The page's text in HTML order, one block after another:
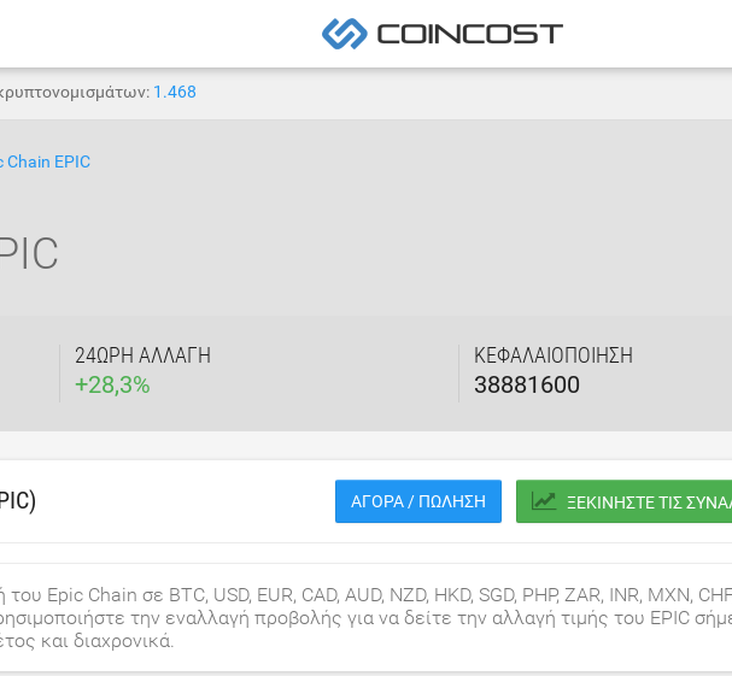
1.468
Chain EPIC
24ΩΡΗ ΑΛΛΑΓΉ
+28,3%
ΚΕΦΑΛΑΙΟΠΟΊΗΣΗ
38881600
ΑΓΟΡΆ / ΠΏΛΗΣΗ ΞΕΚΙΝΉΣΤΕ ΤΙΣ
Epic Chain σε BTC, USD, EUR, CAD, AUD, NZD, HKD, SGD, PHP, ZAR, INR, MXN,
την εναλλαγή προβολής για να δείτε την αλλαγή τιμής του EPIC
και διαχρονικά.